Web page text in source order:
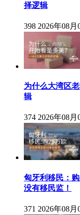
择逻辑
398 2026年08月
为什么大湾区
辑
374 2026年08月
匈牙利移民：
没有移民监！
371 2026年08月